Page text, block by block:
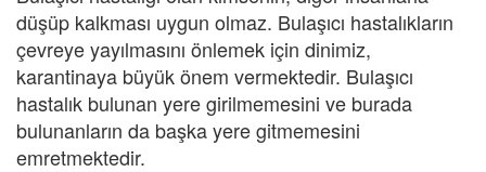
düşüp kalkması uygun olmaz. Bulaşıcı hastalıkların
çevreye yayılmasını önlemek için dinimiz,
karantinaya büyük önem vermektedir. Bulaşıcı
hastalık bulunan yere girilmemesini ve burada
bulunanların da başka yere gitmemesini
emretmektedir.